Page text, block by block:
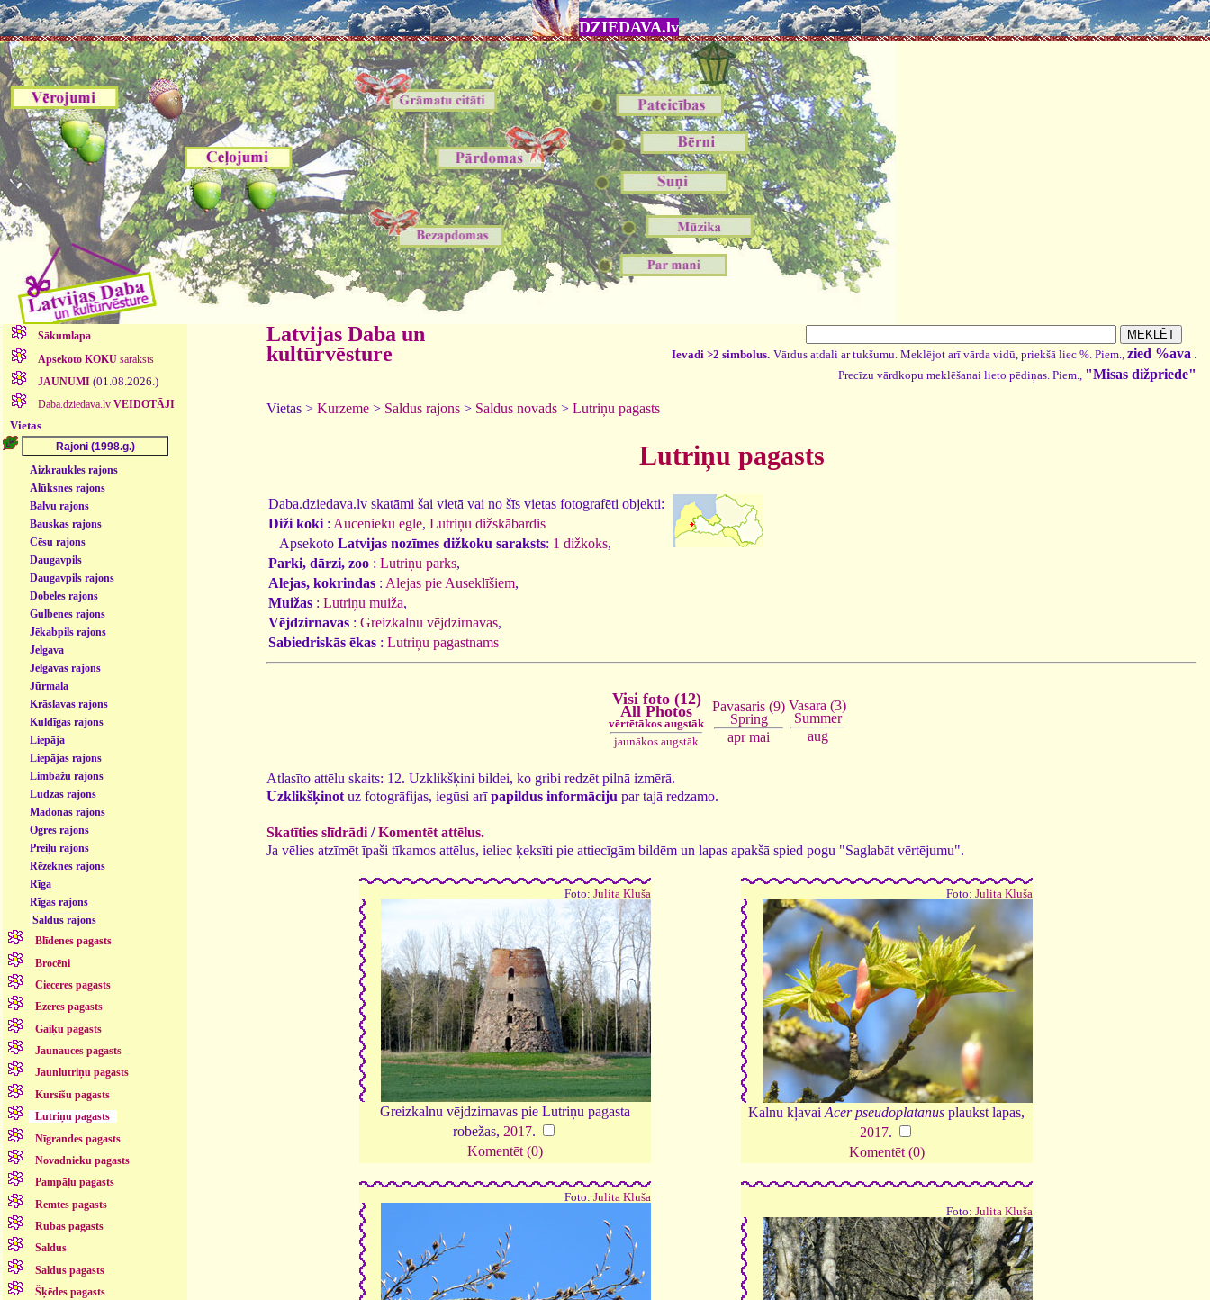
DZIEDAVA.lv
Sākumlapa
Apsekoto KOKUsaraksts
JAUNUMI (01.08.2026.)
Daba.dziedava.lv VEIDOTĀJI
Vietas
Aizkraukles rajons
Alūksnes rajons
Balvu rajons
Bauskas rajons
Cēsu rajons
Daugavpils
Daugavpils rajons
Dobeles rajons
Gulbenes rajons
Jēkabpils rajons
Jelgava
Jelgavas rajons
Jūrmala
Krāslavas rajons
Kuldīgas rajons
Liepāja
Liepājas rajons
Limbažu rajons
Ludzas rajons
Madonas rajons
Ogres rajons
Preiļu rajons
Rēzeknes rajons
Rīga
Rīgas rajons
Saldus rajons
Blīdenes pagasts
Brocēni
Cieceres pagasts
Ezeres pagasts
Gaiķu pagasts
Jaunauces pagasts
Jaunlutriņu pagasts
Kursīšu pagasts
Lutriņu pagasts
Nīgrandes pagasts
Novadnieku pagasts
Pampāļu pagasts
Remtes pagasts
Rubas pagasts
Saldus
Saldus pagasts
Šķēdes pagasts
Latvijas Daba un
kultūrvēsture
Ievadi >2 simbolus. Vārdus atdali ar tukšumu. Meklējot arī vārda vidū, priekšā liec %. Piem., zied %ava .
Precīzu vārdkopu meklēšanai lieto pēdiņas. Piem., "Misas dižpriede"
Vietas > Kurzeme > Saldus rajons > Saldus novads > Lutriņu pagasts
Lutriņu pagasts
Daba.dziedava.lv skatāmi šai vietā vai no šīs vietas fotografēti objekti:
Diži koki : Aucenieku egle, Lutriņu dižskābardis
Apsekoto Latvijas nozīmes dižkoku saraksts: 1 dižkoks,
Parki, dārzi, zoo : Lutriņu parks,
Alejas, kokrindas : Alejas pie Auseklīšiem,
Muižas : Lutriņu muiža,
Vējdzirnavas : Greizkalnu vējdzirnavas,
Sabiedriskās ēkas : Lutriņu pagastnams
Visi foto (12)
All Photos
vērtētākos augstāk
jaunākos augstāk
Pavasaris (9)
Spring
apr mai
Vasara (3)
Summer
aug
Atlasīto attēlu skaits: 12. Uzklikšķini bildei, ko gribi redzēt pilnā izmērā.
Uzklikšķinot uz fotogrāfijas, iegūsi arīpapildus informāciju par tajā redzamo.
Skatīties slīdrādi /Komentēt attēlus.
Ja vēlies atzīmēt īpaši tīkamos attēlus, ieliec ķeksīti pie attiecīgām bildēm un lapas apakšā spied pogu "Saglabāt vērtējumu".
Foto: Julita Kluša
Greizkalnu vējdzirnavas pie Lutriņu pagasta
robežas, 2017.
Komentēt (0)
Foto: Julita Kluša
Kalnu kļavai Acer pseudoplatanus plaukst lapas,
2017.
Komentēt (0)
Foto: Julita Kluša
Foto: Julita Kluša